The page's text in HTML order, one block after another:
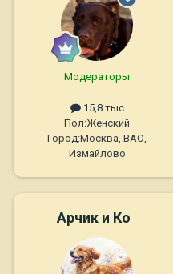
Модераторы
15,8 тыс
Пол:Женский
Город:Москва, ВАО,
Измайлово
Арчик и Ко